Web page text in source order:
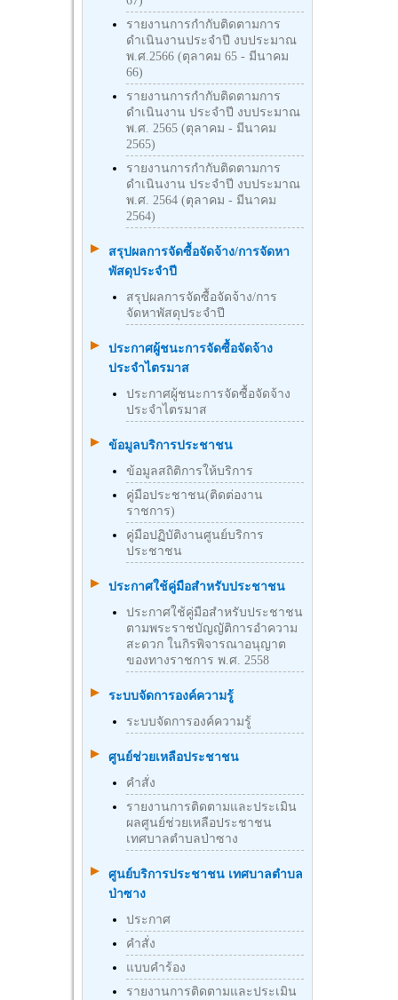
รายงานการกำกับติดตามการ
ดำเนินงานประจำปี งบประมาณ
พ.ศ.2566 (ตุลาคม 65 - มีนาคม
66)
รายงานการกำกับติดตามการ
ดำเนินงาน ประจำปี งบประมาณ
พ.ศ. 2565 (ตุลาคม - มีนาคม
2565)
รายงานการกำกับติดตามการ
ดำเนินงาน ประจำปี งบประมาณ
พ.ศ. 2564 (ตุลาคม - มีนาคม
2564)
สรุปผลการจัดซื้อจัดจ้าง/การจัดหา
พัสดุประจำปี
สรุปผลการจัดซื้อจัดจ้าง/การ
จัดหาพัสดุประจำปี
ประกาศผู้ชนะการจัดซื้อจัดจ้าง
ประจำไตรมาส
ประกาศผู้ชนะการจัดซื้อจัดจ้าง
ประจำไตรมาส
ข้อมูลบริการประชาชน
ข้อมูลสถิติการให้บริการ
คู่มือประชาชน(ติดต่องาน
ราชการ)
คู่มือปฏิบัติงานศูนย์บริการ
ประชาชน
ประกาศใช้คู่มือสำหรับประชาชน
ประกาศใช้คู่มือสำหรับประชาชน
ตามพระราชบัญญัติการอำความ
สะดวก ในกิรพิจารณาอนุญาต
ของทางราชการ พ.ศ. 2558
ระบบจัดการองค์ความรู้
ระบบจัดการองค์ความรู้
ศูนย์ช่วยเหลือประชาชน
คำสั่ง
รายงานการติดตามและประเมิน
ผลศูนย์ช่วยเหลือประชาชน
เทศบาลตำบลป่าซาง
ศูนย์บริการประชาชน เทศบาลตำบล
ป่าซาง
ประกาศ
คำสั่ง
แบบคำร้อง
รายงานการติดตามและประเมิน